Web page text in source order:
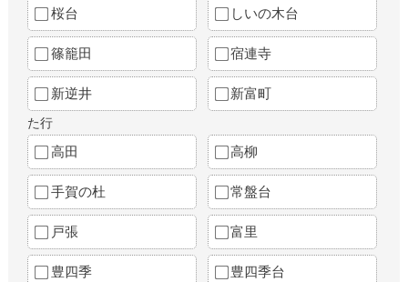
桜台 しいの木台
篠籠田 宿連寺
新逆井 新富町
た行
高田 高柳
手賀の杜 常盤台
戸張 富里
豊四季 豊四季台